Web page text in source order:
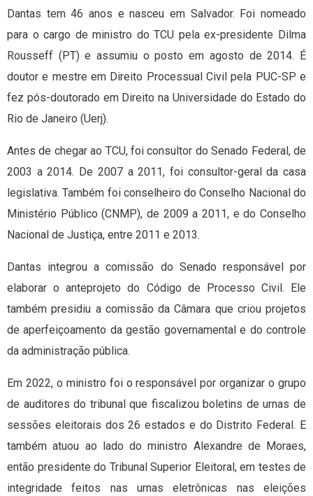
Dantas tem 46 anos e nasceu em Salvador. Foi nomeado
para o cargo de ministro do TCU pela ex-presidente Dilma
Rousseff (PT) e assumiu o posto em agosto de 2014. É
doutor e mestre em Direito Processual Civil pela PUC-SP e
fez pós-doutorado em Direito na Universidade do Estado do
Rio de Janeiro (Uerj).
Antes de chegar ao TCU, foi consultor do Senado Federal, de
2003 a 2014. De 2007 a 2011, foi consultor-geral da casa
legislativa. Também foi conselheiro do Conselho Nacional do
Ministério Público (CNMP), de 2009 a 2011, e do Conselho
Nacional de Justiça, entre 2011 e 2013.
Dantas integrou a comissão do Senado responsável por
elaborar o anteprojeto do Código de Processo Civil. Ele
também presidiu a comissão da Câmara que criou projetos
de aperfeiçoamento da gestão governamental e do controle
da administração pública.
Em 2022, o ministro foi o responsável por organizar o grupo
de auditores do tribunal que fiscalizou boletins de urnas de
sessões eleitorais dos 26 estados e do Distrito Federal. E
também atuou ao lado do ministro Alexandre de Moraes,
então presidente do Tribunal Superior Eleitoral, em testes de
integridade feitos nas urnas eletrônicas nas eleições